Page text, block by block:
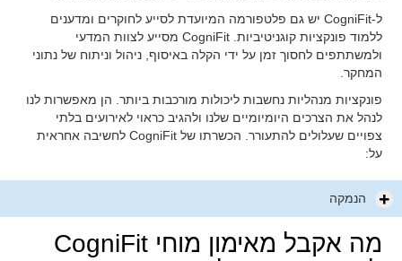
ל-CogniFit יש גם פלטפורמה המיועדת לסייע לחוקרים ומדענים
ללמוד פונקציות קוגניטיביות. CogniFit מסייע לצוות המדעי
ולמשתתפים לחסוך זמן על ידי הקלה באיסוף, ניהול וניתוח של נתוני
המחקר.
פונקציות מנהליות נחשבות ליכולות מורכבות ביותר. הן מאפשרות לנו
לנהל את הצרכים היומיומיים שלנו ולהגיב כראוי לאירועים בלתי
צפויים שעלולים להתעורר. הכשרתו של CogniFit לחשיבה אחראית
על:
הנמקה
מה אקבל מאימון מוחי CogniFit